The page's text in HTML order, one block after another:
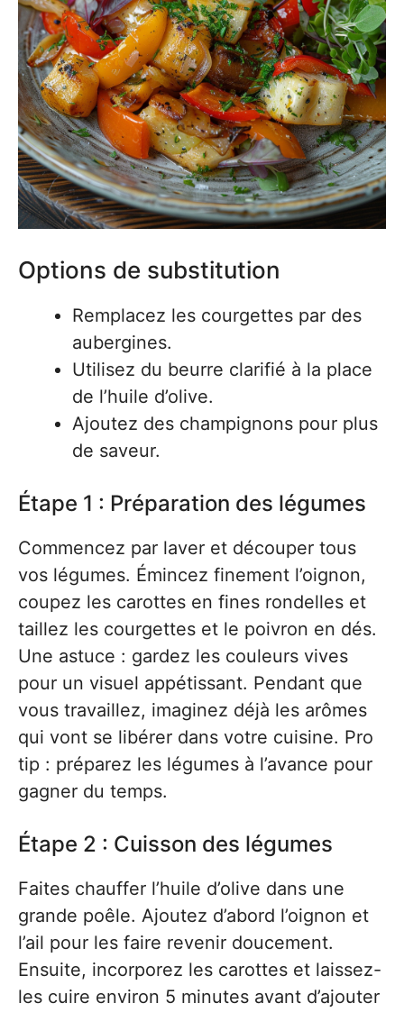
Options de substitution
Remplacez les courgettes par des
aubergines.
Utilisez du beurre clarifié à la place
de l’huile d’olive.
Ajoutez des champignons pour plus
de saveur.
Étape 1 : Préparation des légumes
Commencez par laver et découper tous
vos légumes. Émincez finement l’oignon,
coupez les carottes en fines rondelles et
taillez les courgettes et le poivron en dés.
Une astuce : gardez les couleurs vives
pour un visuel appétissant. Pendant que
vous travaillez, imaginez déjà les arômes
qui vont se libérer dans votre cuisine. Pro
tip : préparez les légumes à l’avance pour
gagner du temps.
Étape 2 : Cuisson des légumes
Faites chauffer l’huile d’olive dans une
grande poêle. Ajoutez d’abord l’oignon et
l’ail pour les faire revenir doucement.
Ensuite, incorporez les carottes et laissez-
les cuire environ 5 minutes avant d’ajouter